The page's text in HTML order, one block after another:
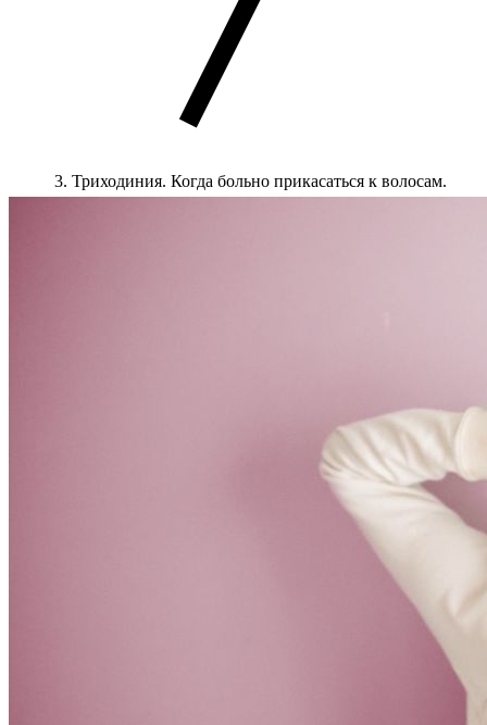
Триходиния. Когда больно прикасаться к волосам.